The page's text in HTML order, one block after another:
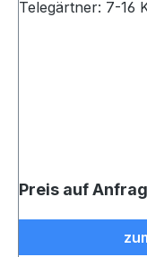
Preis auf